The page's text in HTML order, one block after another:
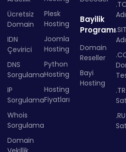
Ücretsiz
Domain
IDN
Çevirici
DNS
Sorgulama
IP
Sorgulama
Whois
Sorgulama
Domain
Plesk
Hosting
Joomla
Hosting
Python
Hosting
Hosting
Fiyatları
Bayilik
Programı
Domain
Reseller
Bayi
Hosting